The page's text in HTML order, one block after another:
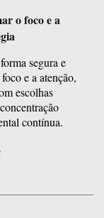
o foco e a
segura e
e a atenção,
escolhas
contínua.